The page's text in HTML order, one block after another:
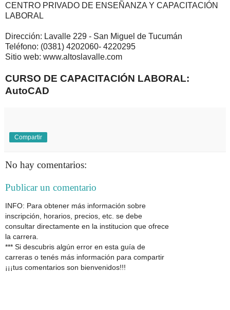
CENTRO PRIVADO DE ENSEÑANZA Y CAPACITACIÓN
LABORAL
Dirección: Lavalle 229 - San Miguel de Tucumán
Teléfono: (0381) 4202060- 4220295
Sitio web: www.altoslavalle.com
CURSO DE CAPACITACIÓN LABORAL:
AutoCAD
Compartir
No hay comentarios:
Publicar un comentario
INFO: Para obtener más información sobre
inscripción, horarios, precios, etc. se debe
consultar directamente en la institucion que ofrece
la carrera.
*** Si descubris algún error en esta guía de
carreras o tenés más información para compartir
¡¡¡tus comentarios son bienvenidos!!!